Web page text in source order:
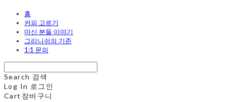
홈
커피 고르기
마신 분들 이야기
그리니쉬의 기준
1:1 문의
Search 검색
Log In 로그인
Cart 장바구니